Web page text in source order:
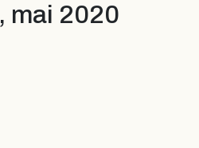
, mai 2020